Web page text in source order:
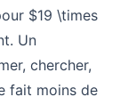
$19 \times
Un
chercher,
fait moins de